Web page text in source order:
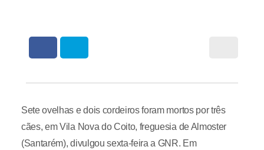
Sete ovelhas e dois cordeiros foram mortos por três
cães, em Vila Nova do Coito, freguesia de Almoster
(Santarém), divulgou sexta-feira a GNR. Em